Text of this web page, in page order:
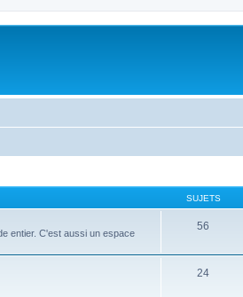
SUJETS
entier. C'est aussi un espace
56
24